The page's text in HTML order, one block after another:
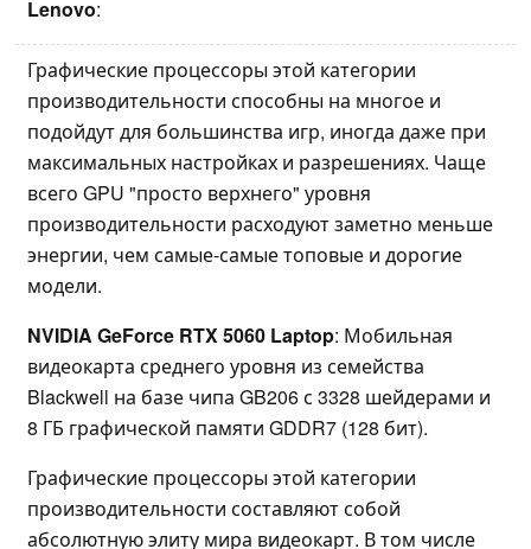
Lenovo:
Графические процессоры этой категории
производительности способны на многое и
подойдут для большинства игр, иногда даже при
максимальных настройках и разрешениях. Чаще
всего GPU "просто верхнего" уровня
производительности расходуют заметно меньше
энергии, чем самые-самые топовые и дорогие
модели.
NVIDIA GeForce RTX 5060 Laptop: Мобильная
видеокарта среднего уровня из семейства
Blackwell на базе чипа GB206 с 3328 шейдерами и
8 ГБ графической памяти GDDR7 (128 бит).
Графические процессоры этой категории
производительности составляют собой
абсолютную элиту мира видеокарт. В том числе